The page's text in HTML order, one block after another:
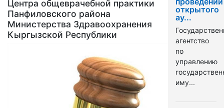
Центра общеврачебной практики
Панфиловского района
Министерства Здравоохранения
Кыргызской Республики
открытого
ау...
агентство
по
управлению
иму...